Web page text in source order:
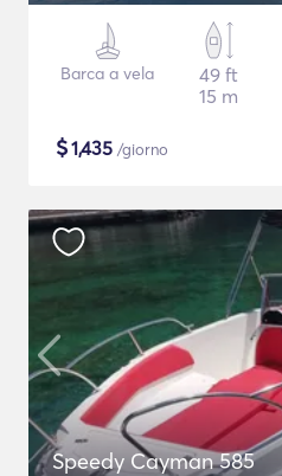
Barca a vela
49 ft
15 m
$1,435 /giorno
Speedy Cayman 585